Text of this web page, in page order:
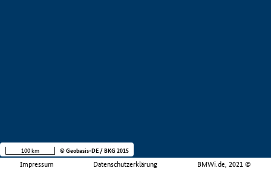
Impressum Datenschutzerklärung BMWi.de, 2021 ©
100 km © Geobasis-DE / BKG 2015